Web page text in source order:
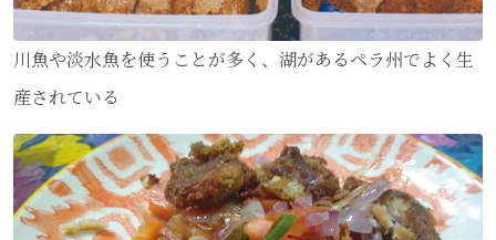
川魚や淡水魚を使うことが多く、湖があるペラ州でよく生
産されている